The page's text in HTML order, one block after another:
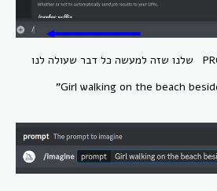
מזינים את הפורמט - PROMPT שלנו שזה למעשה כל דבר שעולה לנו